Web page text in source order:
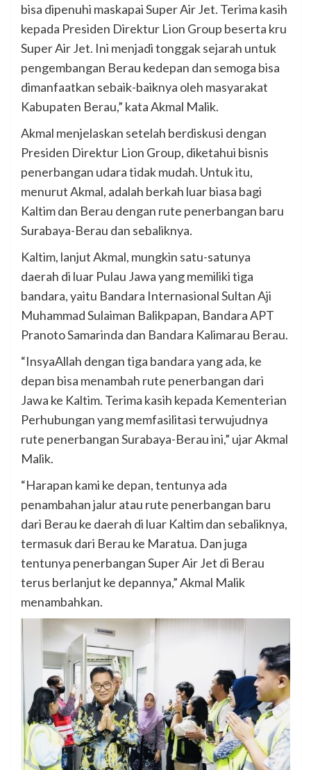
bisa dipenuhi maskapai Super Air Jet. Terima kasih
kepada Presiden Direktur Lion Group beserta kru
Super Air Jet. Ini menjadi tonggak sejarah untuk
pengembangan Berau kedepan dan semoga bisa
dimanfaatkan sebaik-baiknya oleh masyarakat
Kabupaten Berau,” kata Akmal Malik.
Akmal menjelaskan setelah berdiskusi dengan
Presiden Direktur Lion Group, diketahui bisnis
penerbangan udara tidak mudah. Untuk itu,
menurut Akmal, adalah berkah luar biasa bagi
Kaltim dan Berau dengan rute penerbangan baru
Surabaya-Berau dan sebaliknya.
Kaltim, lanjut Akmal, mungkin satu-satunya
daerah di luar Pulau Jawa yang memiliki tiga
bandara, yaitu Bandara Internasional Sultan Aji
Muhammad Sulaiman Balikpapan, Bandara APT
Pranoto Samarinda dan Bandara Kalimarau Berau.
“InsyaAllah dengan tiga bandara yang ada, ke
depan bisa menambah rute penerbangan dari
Jawa ke Kaltim. Terima kasih kepada Kementerian
Perhubungan yang memfasilitasi terwujudnya
rute penerbangan Surabaya-Berau ini,” ujar Akmal
Malik.
“Harapan kami ke depan, tentunya ada
penambahan jalur atau rute penerbangan baru
dari Berau ke daerah di luar Kaltim dan sebaliknya,
termasuk dari Berau ke Maratua. Dan juga
tentunya penerbangan Super Air Jet di Berau
terus berlanjut ke depannya,” Akmal Malik
menambahkan.